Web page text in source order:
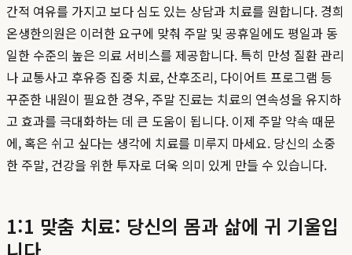
간적 여유를 가지고 보다 심도 있는 상담과 치료를 원합니다. 경희
온생한의원은 이러한 요구에 맞춰 주말 및 공휴일에도 평일과 동
일한 수준의 높은 의료 서비스를 제공합니다. 특히 만성 질환 관리
나 교통사고 후유증 집중 치료, 산후조리, 다이어트 프로그램 등
꾸준한 내원이 필요한 경우, 주말 진료는 치료의 연속성을 유지하
고 효과를 극대화하는 데 큰 도움이 됩니다. 이제 주말 약속 때문
에, 혹은 쉬고 싶다는 생각에 치료를 미루지 마세요. 당신의 소중
한 주말, 건강을 위한 투자로 더욱 의미 있게 만들 수 있습니다.
1:1 맞춤 치료: 당신의 몸과 삶에 귀 기울입